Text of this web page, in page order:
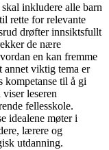
inkludere alle barn
rette for relevante
drøfter innsiktsfullt
de nære
en kan fremme
viktig tema er
kompetanse til å gi
leseren
fellesskole.
idealene møter i
lærere og
utdanning.